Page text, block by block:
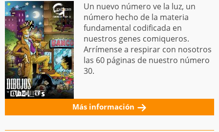
Un nuevo número ve la luz, un
número hecho de la materia
fundamental codificada en
nuestros genes comiqueros.
Arrímense a respirar con nosotros
las 60 páginas de nuestro número
30.
Más información